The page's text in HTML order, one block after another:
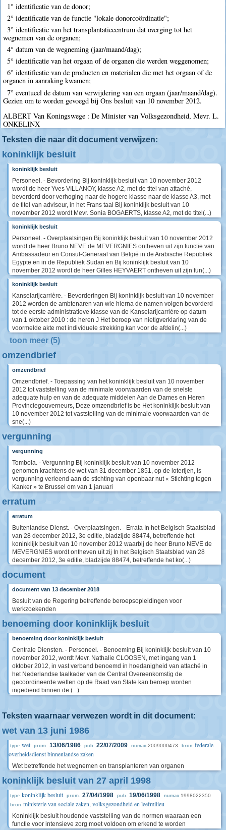
1° identificatie van de donor;
2° identificatie van de functie "lokale donorcoördinatie";
3° identificatie van het transplantatiecentrum dat overging tot het
wegnemen van de organen;
4° datum van de wegneming (jaar/maand/dag);
5° identificatie van het orgaan of de organen die werden weggenomen;
6° identificatie van de producten en materialen die met het orgaan of de
organen in aanraking kwamen;
7° eventueel de datum van verwijdering van een orgaan (jaar/maand/dag).
Gezien om te worden gevoegd bij Ons besluit van 10 november 2012.
ALBERT Van Koningswege : De Minister van Volksgezondheid, Mevr. L.
ONKELINX
Teksten die naar dit document verwijzen:
koninklijk besluit
koninklijk besluit
Personeel. - Bevordering Bij koninklijk besluit van 10 november 2012
wordt de heer Yves VILLANOY, klasse A2, met de titel van attaché,
bevorderd door verhoging naar de hogere klasse naar de klasse A3, met
de titel van adviseur, in het Frans taal Bij koninklijk besluit van 10
november 2012 wordt Mevr. Sonia BOGAERTS, klasse A2, met de titel(...)
koninklijk besluit
Personeel. - Overplaatsingen Bij koninklijk besluit van 10 november 2012
wordt de heer Bruno NEVE de MEVERGNIES ontheven uit zijn functie van
Ambassadeur en Consul-Generaal van België in de Arabische Republiek
Egypte en in de Republiek Sudan en Bij koninklijk besluit van 10
november 2012 wordt de heer Gilles HEYVAERT ontheven uit zijn fun(...)
koninklijk besluit
Kanselarijcarrière. - Bevorderingen Bij koninklijk besluit van 10 november
2012 worden de ambtenaren van wie hierna de namen volgen bevorderd
tot de eerste administratieve klasse van de Kanselarijcarrière op datum
van 1 oktober 2010 : de heren J Het beroep van nietigverklaring van de
voormelde akte met individuele strekking kan voor de afdelin(...)
toon meer (5)
omzendbrief
omzendbrief
Omzendbrief. - Toepassing van het koninklijk besluit van 10 november
2012 tot vaststelling van de minimale voorwaarden van de snelste
adequate hulp en van de adequate middelen Aan de Dames en Heren
Provinciegouverneurs, Deze omzendbrief is be Het koninklijk besluit van
10 november 2012 tot vaststelling van de minimale voorwaarden van de
sne(...)
vergunning
vergunning
Tombola. - Vergunning Bij koninklijk besluit van 10 november 2012
genomen krachtens de wet van 31 december 1851, op de loterijen, is
vergunning verleend aan de stichting van openbaar nut « Stichting tegen
Kanker » te Brussel om van 1 januari
erratum
erratum
Buitenlandse Dienst. - Overplaatsingen. - Errata In het Belgisch Staatsblad
van 28 december 2012, 3e editie, bladzijde 88474, betreffende het
koninklijk besluit van 10 november 2012 waarbij de heer Bruno NEVE de
MEVERGNIES wordt ontheven uit zij In het Belgisch Staatsblad van 28
december 2012, 3e editie, bladzijde 88474, betreffende het ko(...)
document
document van 13 december 2018
Besluit van de Regering betreffende beroepsopleidingen voor
werkzoekenden
benoeming door koninklijk besluit
benoeming door koninklijk besluit
Centrale Diensten. - Personeel. - Benoeming Bij koninklijk besluit van 10
november 2012, wordt Mevr. Nathalie CLOOSEN, met ingang van 1
oktober 2012, in vast verband benoemd in hoedanigheid van attaché in
het Nederlandse taalkader van de Central Overeenkomstig de
gecoördineerde wetten op de Raad van State kan beroep worden
ingediend binnen de (...)
Teksten waarnaar verwezen wordt in dit document:
wet van 13 juni 1986
type wet prom. 13/06/1986 pub. 22/07/2009 numac 2009000473 bron federale
overheidsdienst binnenlandse zaken
Wet betreffende het wegnemen en transplanteren van organen
koninklijk besluit van 27 april 1998
type koninklijk besluit prom. 27/04/1998 pub. 19/06/1998 numac 1998022350
bron ministerie van sociale zaken, volksgezondheid en leefmilieu
Koninklijk besluit houdende vaststelling van de normen waaraan een
functie voor intensieve zorg moet voldoen om erkend te worden